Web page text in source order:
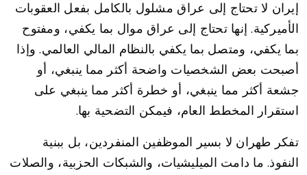
إيران لا تحتاج إلى عراق مشلول بالكامل بفعل العقوبات
الأميركية. إنها تحتاج إلى عراق موال بما يكفي، ومفتوح
بما يكفي، ومتصل بما يكفي بالنظام المالي العالمي. وإذا
أصبحت بعض الشخصيات واضحة أكثر مما ينبغي، أو
جشعة أكثر مما ينبغي، أو خطرة أكثر مما ينبغي على
استقرار المخطط العام، فيمكن التضحية بها.
تفكر طهران لا بسير الموظفين المنفردين، بل ببنية
النفوذ. ما دامت الميليشيات، والشبكات الحزبية، والصلات